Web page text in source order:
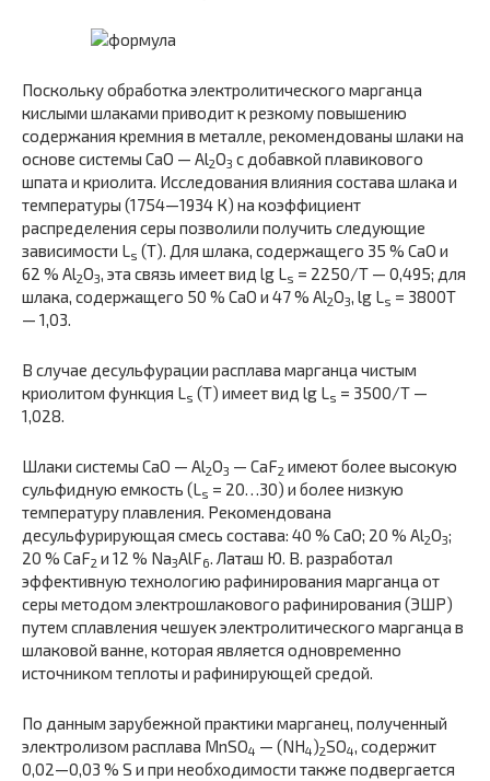
Поскольку обработка электролитического марганца
кислыми шлаками приводит к резкому повышению
содержания кремния в металле, рекомендованы шлаки на
основе системы CaO — Al2O3 с добавкой плавикового
шпата и криолита. Исследования влияния состава шлака и
температуры (1754—1934 К) на коэффициент
распределения серы позволили получить следующие
зависимости Ls (Т). Для шлака, содержащего 35 % CaO и
62 % Al2O3, эта связь имеет вид lg Ls = 2250/T — 0,495; для
шлака, содержащего 50 % CaO и 47 % Al2O3, lg Ls = 3800T
— 1,03.
В случае десульфурации расплава марганца чистым
криолитом функция Ls (Т) имеет вид lg Ls = 3500/T —
1,028.
Шлаки системы CaO — Al2O3 — CaF2 имеют более высокую
сульфидную емкость (Ls = 20…30) и более низкую
температуру плавления. Рекомендована
десульфурирующая смесь состава: 40 % CaO; 20 % Al2O3;
20 % CaF2 и 12 % Na3AlF6. Латаш Ю. В. разработал
эффективную технологию рафинирования марганца от
серы методом электрошлакового рафинирования (ЭШР)
путем сплавления чешуек электролитического марганца в
шлаковой ванне, которая является одновременно
источником теплоты и рафинирующей средой.
По данным зарубежной практики марганец, полученный
электролизом расплава MnSO4 — (NH4)2SO4, содержит
0,02—0,03 % S и при необходимости также подвергается